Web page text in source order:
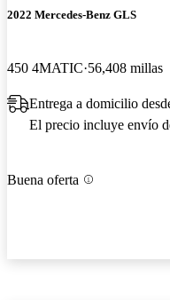
2022 Mercedes-Benz GLS
450 4MATIC 56,408 millas
Entrega a domicilio
El precio incluye envío
Buena oferta